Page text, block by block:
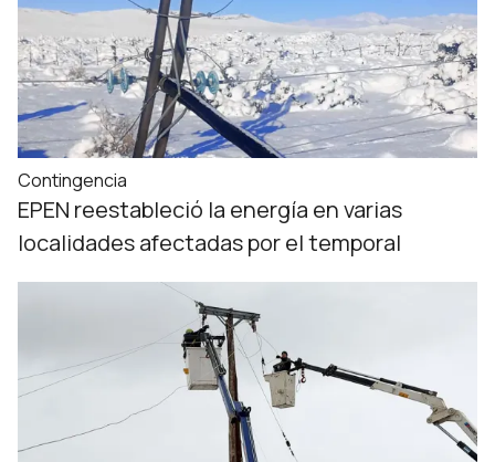
Contingencia
EPEN reestableció la energía en varias
localidades afectadas por el temporal